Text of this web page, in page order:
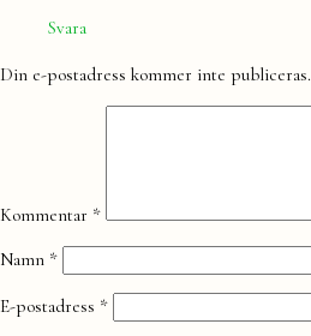
Svara
Lämna
Din e-postadress kommer inte publiceras.
Kommentar *
Namn *
E-postadress *